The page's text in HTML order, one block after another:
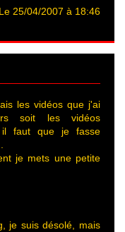
25/04/2007 à 18:46
les vidéos que j'ai
soit les vidéos
il faut que je fasse
je mets une petite
je suis désolé, mais